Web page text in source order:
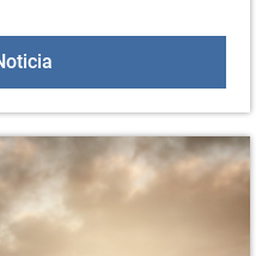
1ª ETAPA DE LA XLIII